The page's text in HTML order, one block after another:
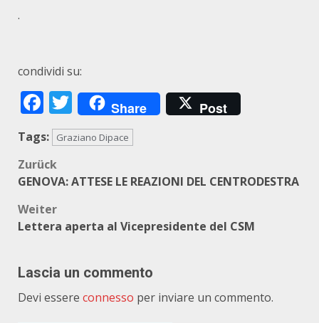
.
condividi su:
Facebook
Twitter
Share Post
Tags: Graziano Dipace
Beitragsnavigation
Zurück
GENOVA: ATTESE LE REAZIONI DEL CENTRODESTRA
Weiter
Lettera aperta al Vicepresidente del CSM
Lascia un commento
Devi essere connesso per inviare un commento.